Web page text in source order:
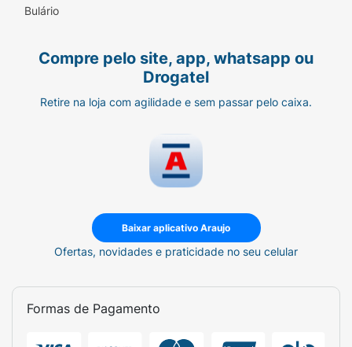
Bulário
Compre pelo site, app, whatsapp ou
Drogatel
Retire na loja com agilidade e sem passar pelo caixa.
Baixar aplicativo Araujo
Ofertas, novidades e praticidade no seu celular
Formas de Pagamento